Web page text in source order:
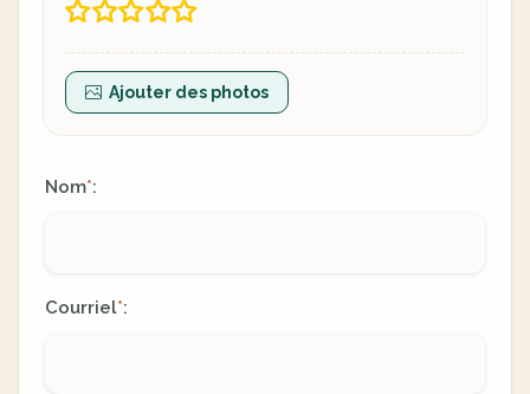
Ajouter des photos
Nom*:
Courriel*: